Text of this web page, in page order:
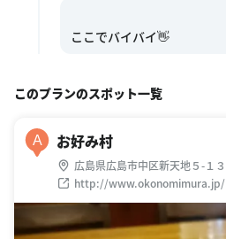
このプランのスポット一覧
A お好み村
広島県広島市中区新天地５-１３
http://www.okonomimura.jp/